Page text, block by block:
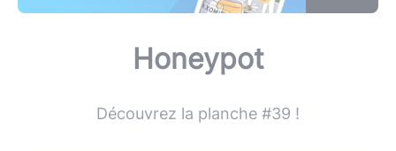
Honeypot
Découvrez la planche #39 !